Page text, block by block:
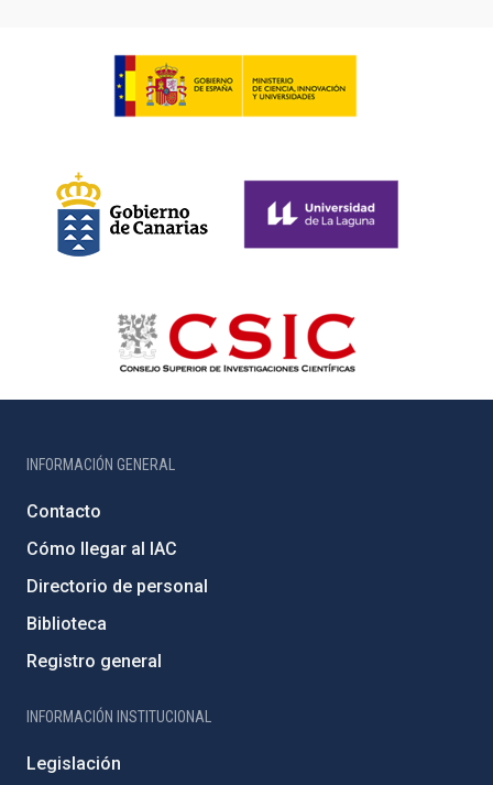
INFORMACIÓN GENERAL
Contacto
Cómo llegar al IAC
Directorio de personal
Biblioteca
Registro general
INFORMACIÓN INSTITUCIONAL
Legislación